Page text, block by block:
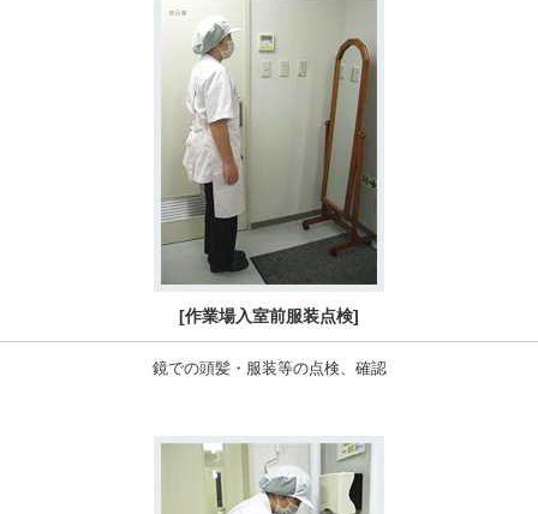
[作業場入室前服装点検]
鏡での頭髪・服装等の点検、確認